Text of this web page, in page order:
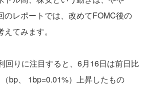
のレポートでは、改めてFOMC後の
てみます。
回りに注目すると、6月16日は前日比
bp、 1bp=0.01%）上昇したもの